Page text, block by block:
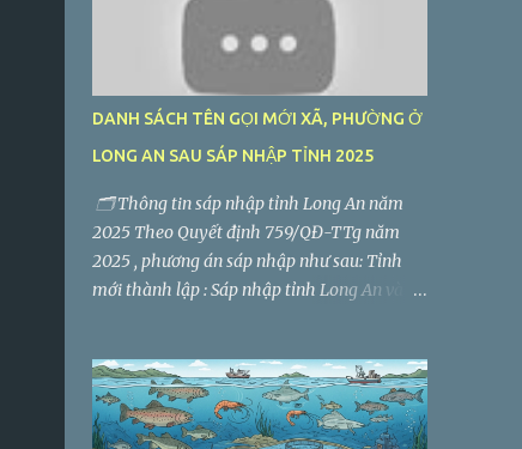
DANH SÁCH TÊN GỌI MỚI XÃ, PHƯỜNG Ở
LONG AN SAU SÁP NHẬP TỈNH 2025
🗂️ Thông tin sáp nhập tỉnh Long An năm
2025 Theo Quyết định 759/QĐ-TTg năm
2025 , phương án sáp nhập như sau: Tỉnh
mới thành lập : Sáp nhập tỉnh Long An và
Đặt tại TP. Tân An (tỉnh Long An cũ). Diện
tích tự nhiên : 8.536,5 km² Quy mô dân số :
2.959.000 người Số đơn vị hành chính cấp